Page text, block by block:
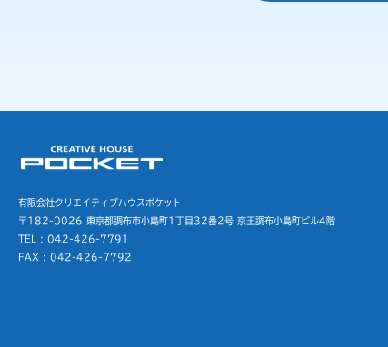
有限会社クリエイティブハウスポケット
〒182-0026 東京都調布市小島町1丁目32番2号京王調布小島町ビル4階
TEL : 042-426-7791
FAX : 042-426-7792